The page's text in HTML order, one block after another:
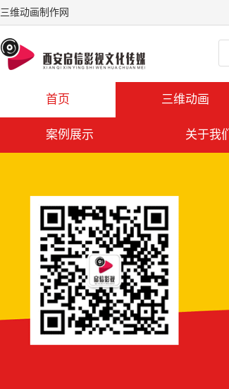
三维动画制作网
首页 三维动画
案例展示 关于我们